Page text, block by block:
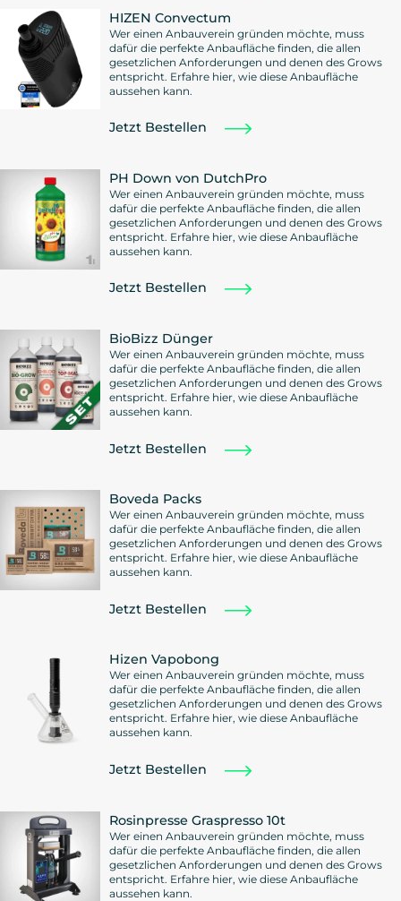
HIZEN Convectum
Wer einen Anbauverein gründen möchte, muss
dafür die perfekte Anbaufläche finden, die allen
gesetzlichen Anforderungen und denen des Grows
entspricht. Erfahre hier, wie diese Anbaufläche
aussehen kann.
Jetzt Bestellen
PH Down von DutchPro
Wer einen Anbauverein gründen möchte, muss
dafür die perfekte Anbaufläche finden, die allen
gesetzlichen Anforderungen und denen des Grows
entspricht. Erfahre hier, wie diese Anbaufläche
aussehen kann.
Jetzt Bestellen
BioBizz Dünger
Wer einen Anbauverein gründen möchte, muss
dafür die perfekte Anbaufläche finden, die allen
gesetzlichen Anforderungen und denen des Grows
entspricht. Erfahre hier, wie diese Anbaufläche
aussehen kann.
Jetzt Bestellen
Boveda Packs
Wer einen Anbauverein gründen möchte, muss
dafür die perfekte Anbaufläche finden, die allen
gesetzlichen Anforderungen und denen des Grows
entspricht. Erfahre hier, wie diese Anbaufläche
aussehen kann.
Jetzt Bestellen
Hizen Vapobong
Wer einen Anbauverein gründen möchte, muss
dafür die perfekte Anbaufläche finden, die allen
gesetzlichen Anforderungen und denen des Grows
entspricht. Erfahre hier, wie diese Anbaufläche
aussehen kann.
Jetzt Bestellen
Rosinpresse Graspresso 10t
Wer einen Anbauverein gründen möchte, muss
dafür die perfekte Anbaufläche finden, die allen
gesetzlichen Anforderungen und denen des Grows
entspricht. Erfahre hier, wie diese Anbaufläche
aussehen kann.